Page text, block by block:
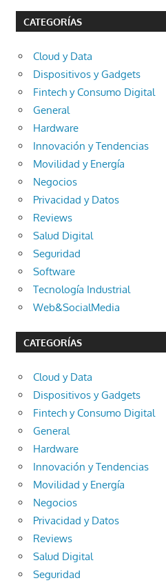
CATEGORÍAS
Cloud y Data
Dispositivos y Gadgets
Fintech y Consumo Digital
General
Hardware
Innovación y Tendencias
Movilidad y Energía
Negocios
Privacidad y Datos
Reviews
Salud Digital
Seguridad
Software
Tecnología Industrial
Web&SocialMedia
CATEGORÍAS
Cloud y Data
Dispositivos y Gadgets
Fintech y Consumo Digital
General
Hardware
Innovación y Tendencias
Movilidad y Energía
Negocios
Privacidad y Datos
Reviews
Salud Digital
Seguridad